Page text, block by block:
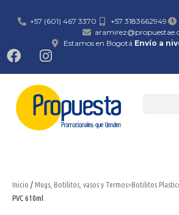
+57 (601) 467 3370 +57 3183662949
Estamos en Bogotá Envío a
Inicio / Mugs, Botilitos, vasos y Termos>Botilitos
PVC 610ml